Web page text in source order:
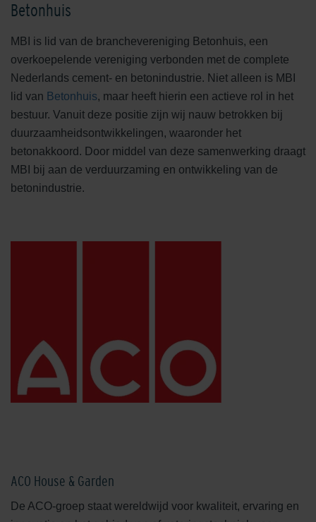
Betonhuis
MBI is lid van de branchevereniging Betonhuis, een
overkoepelende vereniging verbonden met de complete
Nederlands cement- en betonindustrie. Niet alleen is MBI
lid van Betonhuis, maar heeft hierin een actieve rol in het
bestuur. Vanuit deze positie zijn wij nauw betrokken bij
duurzaamheidsontwikkelingen, waaronder het
betonakkoord. Door middel van deze samenwerking draagt
MBI bij aan de verduurzaming en ontwikkeling van de
betonindustrie.
ACO House & Garden
De ACO-groep staat wereldwijd voor kwaliteit, ervaring en